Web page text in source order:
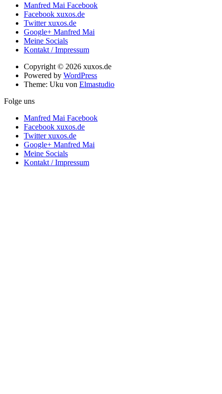
Manfred Mai Facebook
Facebook xuxos.de
Twitter xuxos.de
Google+ Manfred Mai
Meine Socials
Kontakt / Impressum
Copyright © 2026 xuxos.de
Powered by WordPress
Theme: Uku von Elmastudio
Folge uns
Manfred Mai Facebook
Facebook xuxos.de
Twitter xuxos.de
Google+ Manfred Mai
Meine Socials
Kontakt / Impressum